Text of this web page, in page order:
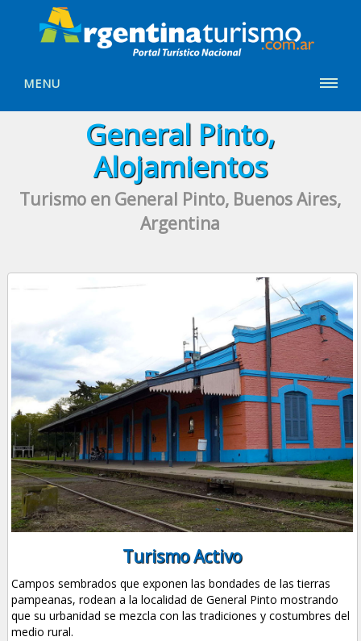
MENU
General Pinto,
Alojamientos
Turismo en General Pinto, Buenos Aires,
Argentina
Turismo Activo
Campos sembrados que exponen las bondades de las tierras
pampeanas, rodean a la localidad de General Pinto mostrando
que su urbanidad se mezcla con las tradiciones y costumbres del
medio rural.